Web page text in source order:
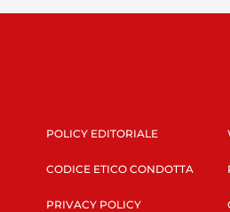
POLICY EDITORIALE
CODICE ETICO CONDOTTA
PRIVACY POLICY